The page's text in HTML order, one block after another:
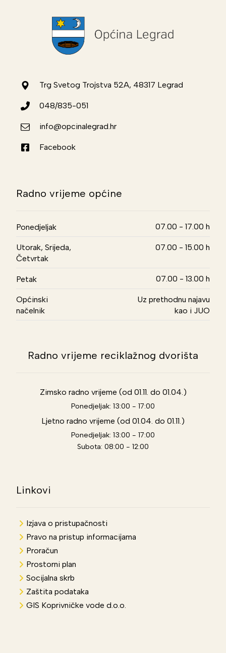
Trg Svetog Trojstva 52A, 48317 Legrad
048/835-051
info@opcinalegrad.hr
Facebook
Radno vrijeme općine
Ponedjeljak 07.00 - 17.00 h
Utorak, Srijeda,
Četvrtak
07.00 - 15.00 h
Petak 07.00 - 13.00 h
Općinski
načelnik
Uz prethodnu najavu
kao i JUO
Radno vrijeme reciklažnog dvorišta
Zimsko radno vrijeme (od 01.11. do 01.04.)
Ponedjeljak: 13:00 - 17:00
Ljetno radno vrijeme (od 01.04. do 01.11.)
Ponedjeljak: 13:00 - 17:00
Subota: 08:00 - 12:00
Linkovi
Izjava o pristupačnosti
Pravo na pristup informacijama
Proračun
Prostorni plan
Socijalna skrb
Zaštita podataka
GIS Koprivničke vode d.o.o.